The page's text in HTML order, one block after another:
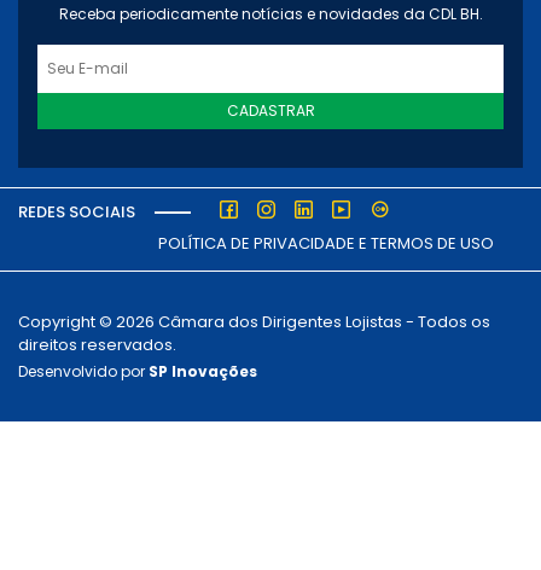
Receba periodicamente notícias e novidades da CDL BH.
CADASTRAR
REDES SOCIAIS
POLÍTICA DE PRIVACIDADE E TERMOS DE USO
Copyright © 2026 Câmara dos Dirigentes Lojistas - Todos os
direitos reservados.
Desenvolvido por SP Inovações